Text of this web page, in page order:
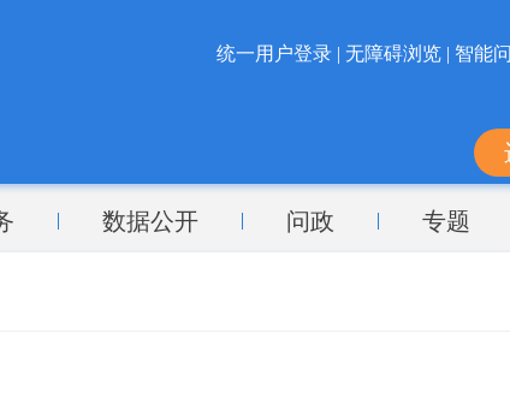
统一用户登录 | 无障碍浏览 | 智能
数据公开 问政 专题